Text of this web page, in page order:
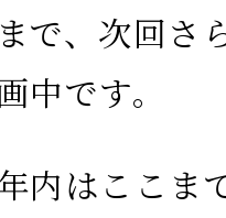
で、次回さ
中です。
内はここま